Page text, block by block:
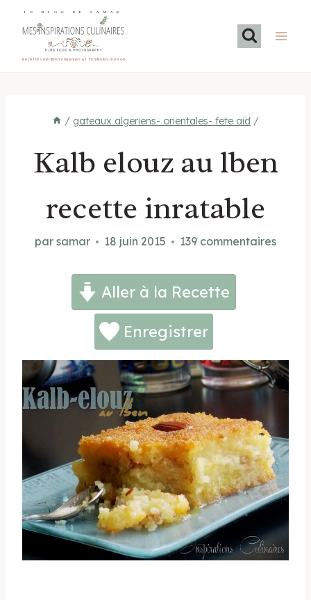
LE BLOG DE SAMAR
Recettes méditerranéennes et familiales maison
/ gateaux algeriens- orientales- fete aid /
Kalb elouz au lben
recette inratable
par samar 18 juin 2015 139 commentaires
Aller à la Recette
Enregistrer